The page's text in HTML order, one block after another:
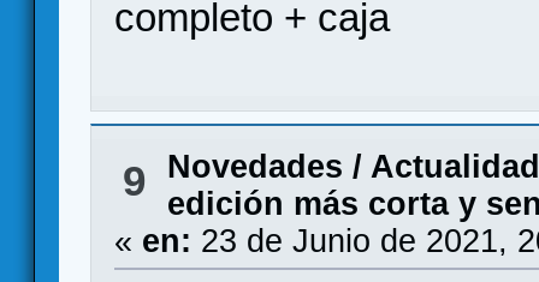
completo + caja
9
Novedades / Actualidad
edición más corta y
« en: 23 de Junio de 2021,